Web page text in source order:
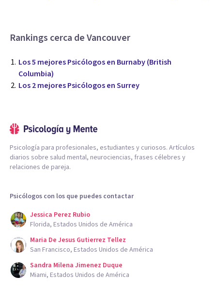
Rankings cerca de Vancouver
Los 5 mejores Psicólogos en Burnaby (British
Columbia)
Los 2 mejores Psicólogos en Surrey
Psicología para profesionales, estudiantes y curiosos. Artículos
diarios sobre salud mental, neurociencias, frases célebres y
relaciones de pareja.
Psicólogos con los que puedes contactar
Jessica Perez Rubio
Florida, Estados Unidos de América
Maria De Jesus Gutierrez Tellez
San Francisco, Estados Unidos de América
Sandra Milena Jimenez Duque
Miami, Estados Unidos de América